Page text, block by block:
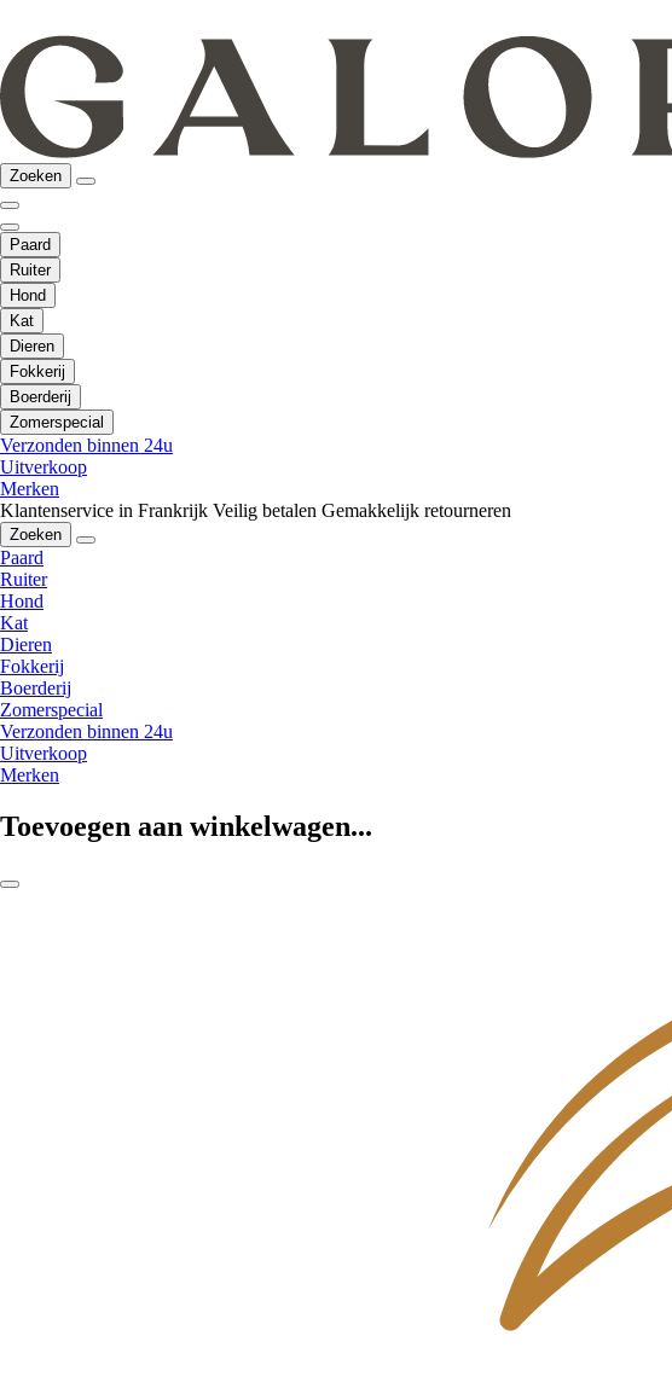
Zoeken
Paard
Ruiter
Hond
Kat
Dieren
Fokkerij
Boerderij
Zomerspecial
Verzonden binnen 24u
Uitverkoop
Merken
Klantenservice in Frankrijk Veilig betalen Gemakkelijk retourneren
Zoeken
Paard
Ruiter
Hond
Kat
Dieren
Fokkerij
Boerderij
Zomerspecial
Verzonden binnen 24u
Uitverkoop
Merken
Toevoegen aan winkelwagen...